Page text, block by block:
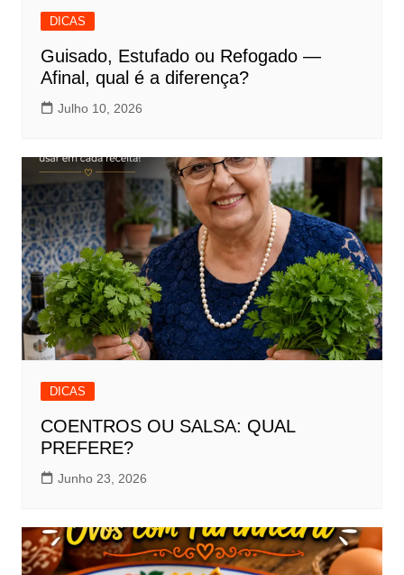
DICAS
Guisado, Estufado ou Refogado —
Afinal, qual é a diferença?
Julho 10, 2026
DICAS
COENTROS OU SALSA: QUAL
PREFERE?
Junho 23, 2026